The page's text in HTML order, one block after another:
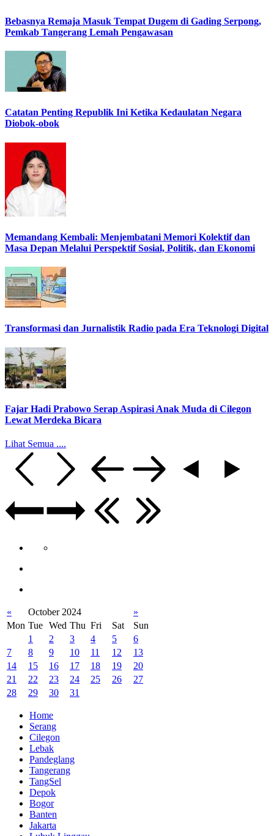
Bebasnya Remaja Masuk Tempat Dugem di Gading Serpong,
Pemkab Tangerang Lemah Pengawasan
Catatan Penting Republik Ini Ketika Kedaulatan Negara
Diobok-obok
Memandang Kembali: Menjembatani Memori Kolektif dan
Masa Depan Melalui Perspektif Sosial, Politik, dan Ekonomi
Transformasi dan Jurnalistik Radio pada Era Teknologi Digital
Fajar Hadi Prabowo Serap Aspirasi Anak Muda di Cilegon
Lewat Merdeka Bicara
Lihat Semua ....
« October 2024
»
Mon Tue Wed Thu Fri Sat
Sun
1
2 3 4 5
6
7
8 9 10 11 12
13
14
15 16 17 18 19
20
21
22 23 24 25 26
27
28
29 30 31
Home
Serang
Cilegon
Lebak
Pandeglang
Tangerang
TangSel
Depok
Bogor
Banten
Jakarta